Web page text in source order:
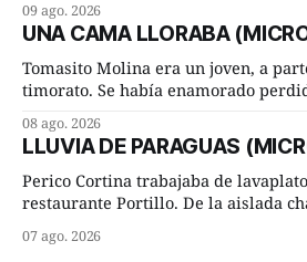
incompleta. Un equipo internacional de arqueólogos,
liderado por el investigador
de la Universidad de Helsinki, junto
Brasil y
09 ago. 2026
UNA CAMA LLORABA
Tomasito Molina era un joven, a
timorato. Se había enamorado
ambos les iba de maravilla. Pero
discrepancia en un deseo
Lucía Arriate quería que ellos
08 ago. 2026
LLUVIA DE PARAGUAS
Perico Cortina trabajaba de
restaurante Portillo. De la aislada
cuarto de hora andando a buen paso. Cierta noche,
07 ago. 2026